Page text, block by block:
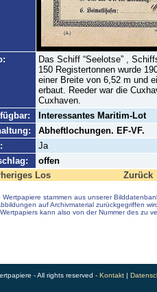
Das Schiff “Seelotse” ,
150 Registertonnen wurde
einer Breite von 6,52 m und
erbaut. Reeder war die
Cuxhaven.
Interessantes Maritim-Lot
Abheftlochungen. EF-VF.
Ja
offen
Los
Zurück
Wertpapiere stammen aus unserer
auf Archivmaterial zurückgegriffen
Wertpapiers kann also von der Nummer des zu
- All rights reserved - Kontakt|